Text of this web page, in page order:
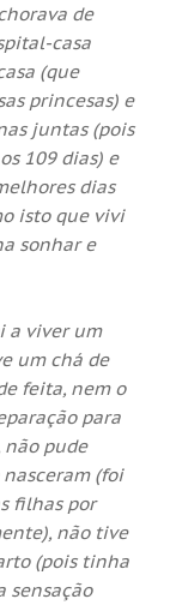
de
casa
(que
princesas) e
juntas (pois
109 dias) e
dias
isto que vivi
sonhar e
a viver um
um chá de
feita, nem o
para
pude
(foi
filhas por
não tive
(pois tinha
sensação